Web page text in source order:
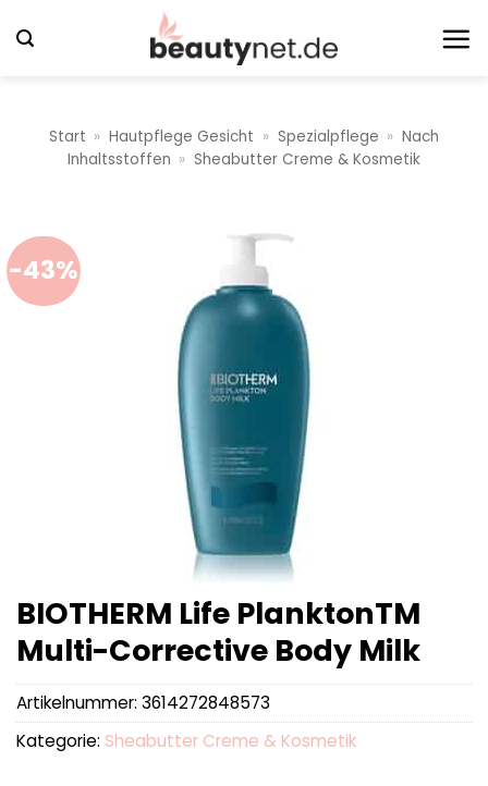
Inhalt
Start » Hautpflege Gesicht » Spezialpflege » Nach
Inhaltsstoffen » Sheabutter Creme & Kosmetik
-43%
BIOTHERM Life PlanktonTM
Multi-Corrective Body Milk
Artikelnummer: 3614272848573
Kategorie: Sheabutter Creme & Kosmetik